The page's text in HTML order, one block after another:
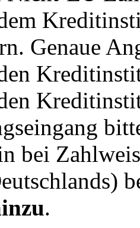
Genaue
bei
.